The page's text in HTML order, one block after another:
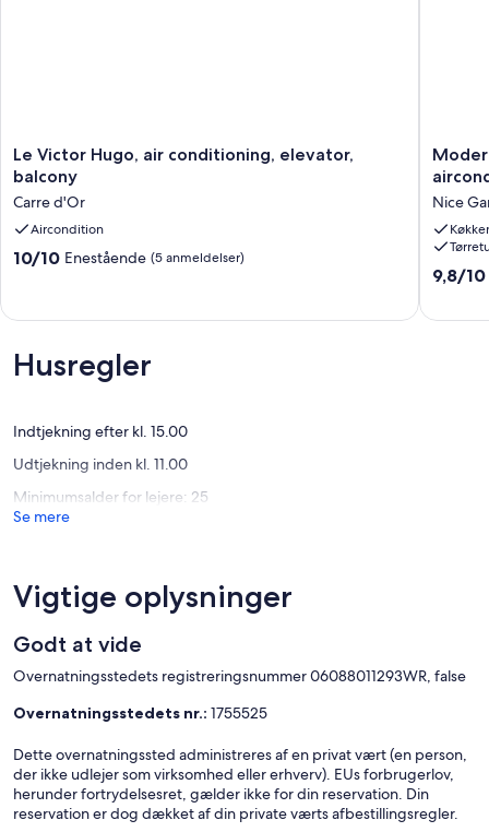
Le
Victor
air
conditioning,
elevator,
balcony
Le Victor Hugo, air conditioning, elevator,
balcony
Carre d'Or
Aircondition
10.0
10,
(5
anmeldelser)
10/10 Enestående (5 anmeldelser)
1-
lejlighed
med
balkon,
50m
Nice
9.8
9,8/10
Husregler
Indtjekning efter kl. 15.00
Udtjekning inden kl. 11.00
Minimumsalder for lejere: 25
Se mere
Vigtige oplysninger
Godt at vide
Overnatningsstedets registreringsnummer 06088011293WR, false
Overnatningsstedets nr.: 1755525
Dette overnatningssted administreres af en privat vært (en person,
der ikke udlejer som virksomhed eller erhverv). EUs forbrugerlov,
herunder fortrydelsesret, gælder ikke for din reservation. Din
reservation er dog dækket af din private værts afbestillingsregler.